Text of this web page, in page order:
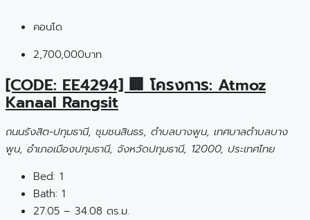
คอนโด
2,700,000บาท
[CODE: EE4294] 🏢 โครงการ: Atmoz
Kanaal Rangsit
ถนนรังสิต-ปทุมธานี, ชุมชนสินธร, ตำบลบางพูน, เทศบาลตำบลบาง
พูน, อำเภอเมืองปทุมธานี, จังหวัดปทุมธานี, 12000, ประเทศไทย
Bed: 1
Bath: 1
27.05 – 34.08 ตร.ม.